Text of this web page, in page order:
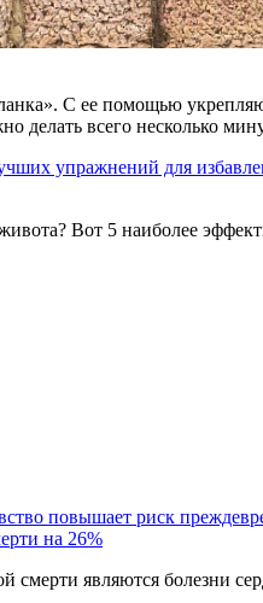
С ее помощью
делать всего несколько
упражнений для
Вот 5 наиболее
повышает риск
на 26%
являются болезни